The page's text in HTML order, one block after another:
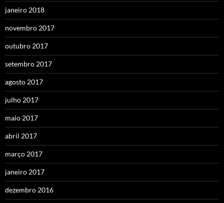
janeiro 2018
novembro 2017
outubro 2017
setembro 2017
agosto 2017
julho 2017
maio 2017
abril 2017
março 2017
janeiro 2017
dezembro 2016